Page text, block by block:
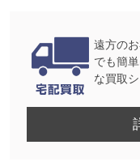
遠方の
でも簡
な買取